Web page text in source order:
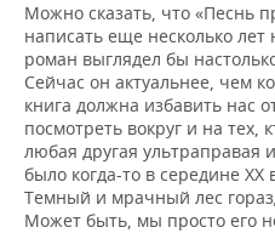
Можно сказать, что «Песнь
написать еще несколько лет
роман выглядел бы
Сейчас он актуальнее, чем
книга должна избавить нас
посмотреть вокруг и на
любая другая ультраправая
было когда-то в середине XX
Темный и мрачный лес
Может быть, мы просто его